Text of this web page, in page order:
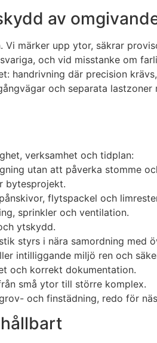
av
märker upp ytor, säkrar
och vid misstanke om
handrivning där precision
och separata
verksamhet och tidplan:
utan att påverka stomme
bytesprojekt.
flytspackel och
sprinkler och ventilation.
ytskydd.
styrs i nära samordning med
intilliggande miljö ren och
och korrekt dokumentation.
små ytor till större komplex.
och finstädning, redo för